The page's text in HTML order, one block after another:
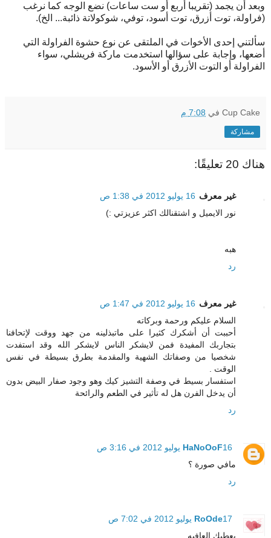
وبعد أن يجمد (تقريبا أربع أو ست ساعات) نضع الوجه كما نرغب
(فراولة، توت أزرق، توت أسود، توفي، شوكولاتة ذائبة... الخ).
سألتني إحدى الأخوات في الملتقى عن نوع حشوة الفراولة التي
أضعها، وإجابة على سؤالها استخدمت ماركة فريشلي، سواء
الفراولة أو التوت الأزرق أو الأسود.
Cup Cake في 7:08 م
مشاركة
هناك 20 تعليقًا:
غير معرف 16 يوليو 2012 في 1:38 ص
نور الايميل و اشتقنالك اكثر عزيزتي :)
هبه
رد
غير معرف 16 يوليو 2012 في 1:47 ص
السلام عليكم ورحمة وبركاته
أحببت أن أشكرك كثيرا على ماتبذلينه من جهد ووقت لإتحافنا
بتجاربك المفيدة فمن لايشكر الناس لايشكر الله وقد استفدت
شخصيا من وصفاتك الشهية والمقدمة بطرق بسيطة في نفس
الوقت .
استفسار بسيط في وصفة التشيز كيك وهو وجود صفار البيض بدون
أن يدخل الفرن هل له تأثير في الطعم والرائحة
رد
HaNoOoF16 يوليو 2012 في 3:16 ص
مافي صورة ؟
رد
RoOde17 يوليو 2012 في 7:02 ص
يعطيك العافيه ..